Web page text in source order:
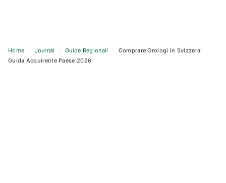
Home › Journal › Guide Regionali ›
Comprare Orologi in Svizzera:
Guida Acquirente Paese 2026